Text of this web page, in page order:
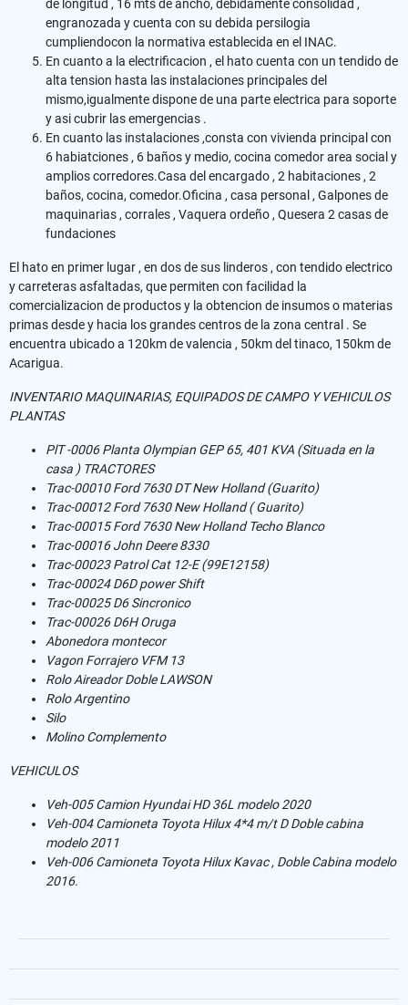
de longitud , 16 mts de ancho, debidamente consolidad ,
engranozada y cuenta con su debida persilogia
cumpliendocon la normativa establecida en el INAC.
En cuanto a la electrificacion , el hato cuenta con un tendido de
alta tension hasta las instalaciones principales del
mismo,igualmente dispone de una parte electrica para soporte
y asi cubrir las emergencias .
En cuanto las instalaciones ,consta con vivienda principal con
6 habiatciones , 6 baños y medio, cocina comedor area social y
amplios corredores.Casa del encargado , 2 habitaciones , 2
baños, cocina, comedor.Oficina , casa personal , Galpones de
maquinarias , corrales , Vaquera ordeño , Quesera 2 casas de
fundaciones
El hato en primer lugar , en dos de sus linderos , con tendido electrico
y carreteras asfaltadas, que permiten con facilidad la
comercializacion de productos y la obtencion de insumos o materias
primas desde y hacia los grandes centros de la zona central . Se
encuentra ubicado a 120km de valencia , 50km del tinaco, 150km de
Acarigua.
INVENTARIO MAQUINARIAS, EQUIPADOS DE CAMPO Y VEHICULOS
PLANTAS
PlT -0006 Planta Olympian GEP 65, 401 KVA (Situada en la
casa ) TRACTORES
Trac-00010 Ford 7630 DT New Holland (Guarito)
Trac-00012 Ford 7630 New Holland ( Guarito)
Trac-00015 Ford 7630 New Holland Techo Blanco
Trac-00016 John Deere 8330
Trac-00023 Patrol Cat 12-E (99E12158)
Trac-00024 D6D power Shift
Trac-00025 D6 Sincronico
Trac-00026 D6H Oruga
Abonedora montecor
Vagon Forrajero VFM 13
Rolo Aireador Doble LAWSON
Rolo Argentino
Silo
Molino Complemento
VEHICULOS
Veh-005 Camion Hyundai​ HD 36L modelo 2020
Veh-004 Camioneta Toyota Hilux 4*4 m/t D Doble cabina
modelo 2011
Veh-006 Camioneta Toyota Hilux Kavac , Doble Cabina modelo
2016.